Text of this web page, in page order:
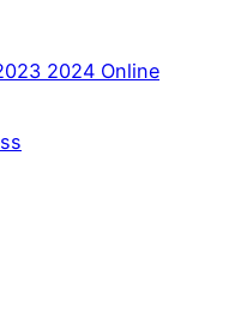
2024 Online